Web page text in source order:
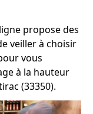
propose des
veiller à choisir
vous
à la hauteur
(33350).